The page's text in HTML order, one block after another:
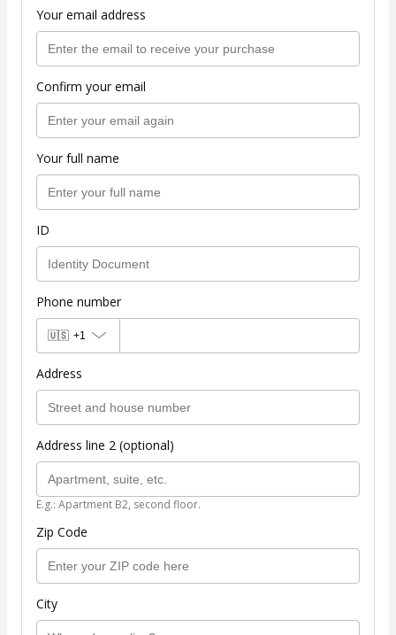
Your email address
Confirm your email
Your full name
ID
Phone number
🇺🇸 +1
Address
Address line 2 (optional)
E.g.: Apartment B2, second floor.
Zip Code
City